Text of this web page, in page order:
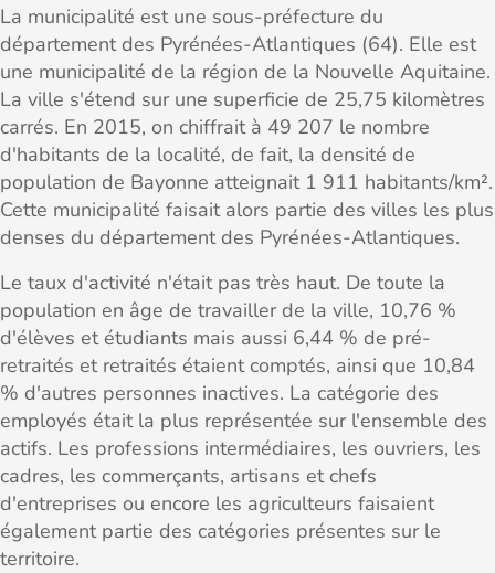
La municipalité est une sous-préfecture du
département des Pyrénées-Atlantiques (64). Elle est
une municipalité de la région de la Nouvelle Aquitaine.
La ville s'étend sur une superficie de 25,75 kilomètres
carrés. En 2015, on chiffrait à 49 207 le nombre
d'habitants de la localité, de fait, la densité de
population de Bayonne atteignait 1 911 habitants/km².
Cette municipalité faisait alors partie des villes les plus
denses du département des Pyrénées-Atlantiques.
Le taux d'activité n'était pas très haut. De toute la
population en âge de travailler de la ville, 10,76 %
d'élèves et étudiants mais aussi 6,44 % de pré-
retraités et retraités étaient comptés, ainsi que 10,84
% d'autres personnes inactives. La catégorie des
employés était la plus représentée sur l'ensemble des
actifs. Les professions intermédiaires, les ouvriers, les
cadres, les commerçants, artisans et chefs
d'entreprises ou encore les agriculteurs faisaient
également partie des catégories présentes sur le
territoire.